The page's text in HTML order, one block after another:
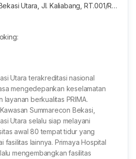
Utara, Jl. Kaliabang, RT.001/RW.
Utara terakreditasi nasional
mengedepankan keselamatan
layanan berkualitas PRIMA.
Summarecon Bekasi,
Utara selalu siap melayani
awal 80 tempat tidur yang
fasilitas lainnya. Primaya Hospital
mengembangkan fasilitas